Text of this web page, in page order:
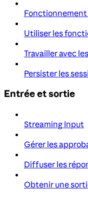
Fonctionnement
Utiliser les
Travailler avec
Persister les
Entrée et sortie
Streaming Input
Gérer les
Diffuser les
Obtenir une